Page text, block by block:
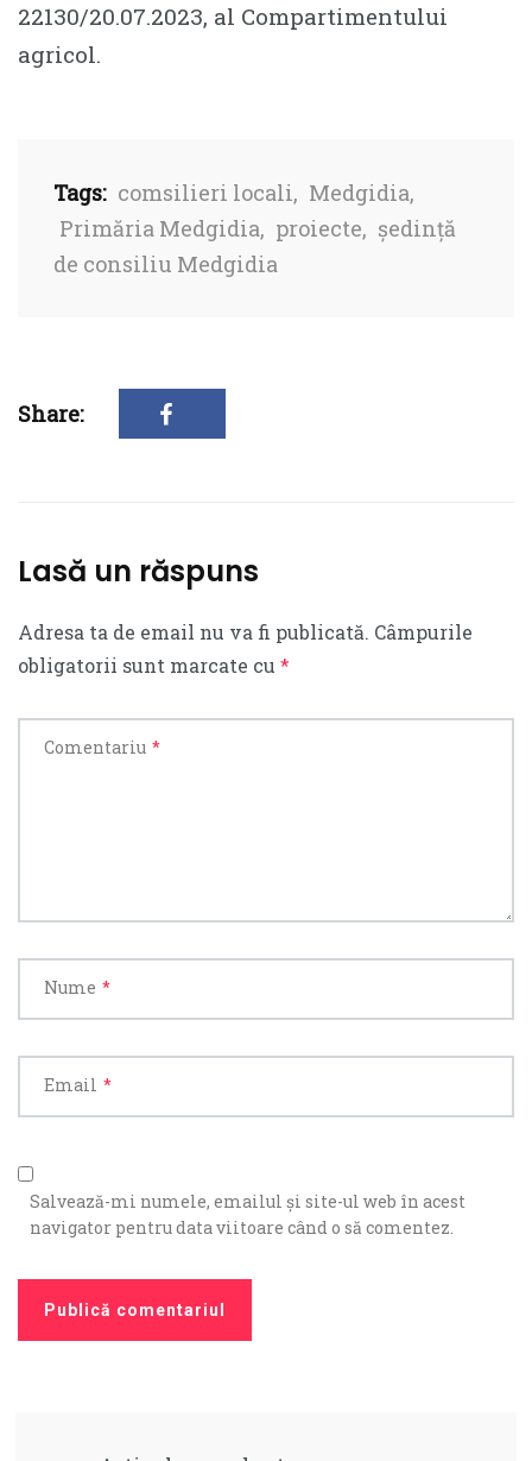
22130/20.07.2023, al Compartimentului
agricol.
Tags: comsilieri locali, Medgidia,
Primăria Medgidia, proiecte, ședință
de consiliu Medgidia
Share:
Lasă un răspuns
Adresa ta de email nu va fi publicată. Câmpurile
obligatorii sunt marcate cu *
Comentariu *
Nume *
Email *
Salvează-mi numele, emailul și site-ul web în acest
navigator pentru data viitoare când o să comentez.